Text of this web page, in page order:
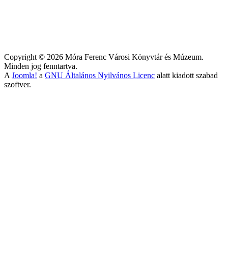
Copyright © 2026 Móra Ferenc Városi Könyvtár és Múzeum.
Minden jog fenntartva.
A Joomla! a GNU Általános Nyilvános Licenc alatt kiadott szabad
szoftver.